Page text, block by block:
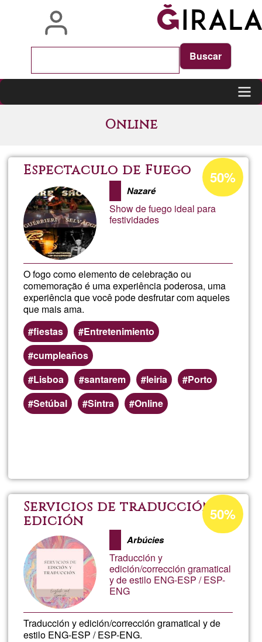
Online
Espectaculo de Fuego
Nazaré
Show de fuego ideal para
festividades
O fogo como elemento de celebração ou
comemoração é uma experiência poderosa, uma
experiência que você pode desfrutar com aqueles
que mais ama.
fiestas
Entretenimiento
cumpleaños
Lisboa
santarem leiria
Porto
Setúbal
Sintra Online
Acceptance
percentage
Ğ1
50%
de
Servicios de traducción y
edición
Arbúcies
Traducción y
edición/corrección gramatical
y de estilo ENG-ESP / ESP-
ENG
Traducción y edición/corrección gramatical y de
estilo ENG-ESP / ESP-ENG.
Acceptance
percentage
50%